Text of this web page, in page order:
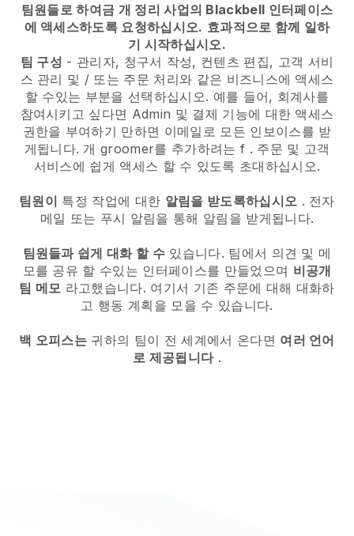
팀원들로 하여금 개 정리 사업의 Blackbell 인터페이스
에 액세스하도록 요청하십시오. 효과적으로 함께 일하
기 시작하십시오.
팀 구성 - 관리자, 청구서 작성, 컨텐츠 편집, 고객 서비
스 관리 및 / 또는 주문 처리와 같은 비즈니스에 액세스
할 수있는 부분을 선택하십시오. 예를 들어, 회계사를
참여시키고 싶다면 Admin 및 결제 기능에 대한 액세스
권한을 부여하기 만하면 이메일로 모든 인보이스를 받
게됩니다. 개 groomer를 추가하려는 f . 주문 및 고객
서비스에 쉽게 액세스 할 수 있도록 초대하십시오.
팀원이 특정 작업에 대한 알림을 받도록하십시오 . 전자
메일 또는 푸시 알림을 통해 알림을 받게됩니다.
팀원들과 쉽게 대화 할 수 있습니다. 팀에서 의견 및 메
모를 공유 할 수있는 인터페이스를 만들었으며 비공개
팀 메모 라고했습니다. 여기서 기존 주문에 대해 대화하
고 행동 계획을 모을 수 있습니다.
백 오피스는 귀하의 팀이 전 세계에서 온다면 여러 언어
로 제공됩니다.